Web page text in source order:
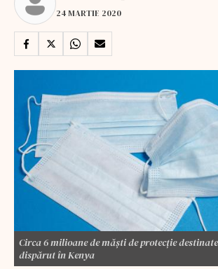
24 MARTIE 2020
Circa 6 milioane de măşti de protecţie
dispărut în Kenya